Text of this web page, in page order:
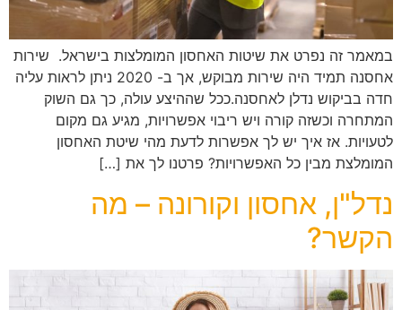
במאמר זה נפרט את שיטות האחסון המומלצות בישראל. שירות
אחסנה תמיד היה שירות מבוקש, אך ב- 2020 ניתן לראות עליה
חדה בביקוש נדלן לאחסנה.ככל שההיצע עולה, כך גם השוק
המתחרה וכשזה קורה ויש ריבוי אפשרויות, מגיע גם מקום
לטעויות. אז איך יש לך אפשרות לדעת מהי שיטת האחסון
המומלצת מבין כל האפשרויות? פרטנו לך את […]
נדל"ן, אחסון וקורונה – מה
הקשר?